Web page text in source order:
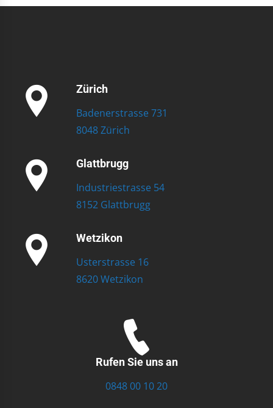
Zürich
Badenerstrasse 731
8048 Zürich
Glattbrugg
Industriestrasse 54
8152 Glattbrugg
Wetzikon
Usterstrasse 16
8620 Wetzikon
Rufen Sie uns an
0848 00 10 20